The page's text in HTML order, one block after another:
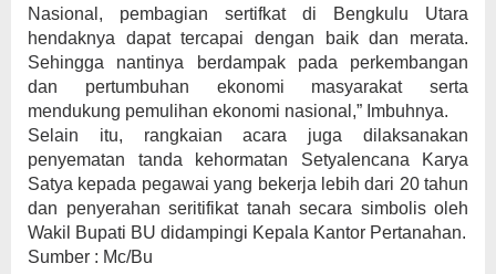
Nasional, pembagian sertifkat di Bengkulu Utara
hendaknya dapat tercapai dengan baik dan merata.
Sehingga nantinya berdampak pada perkembangan
dan pertumbuhan ekonomi masyarakat serta
mendukung pemulihan ekonomi nasional,” Imbuhnya.
Selain itu, rangkaian acara juga dilaksanakan
penyematan tanda kehormatan Setyalencana Karya
Satya kepada pegawai yang bekerja lebih dari 20 tahun
dan penyerahan seritifikat tanah secara simbolis oleh
Wakil Bupati BU didampingi Kepala Kantor Pertanahan.
Sumber : Mc/Bu